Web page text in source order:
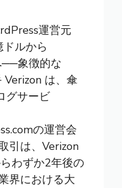
運営元
ルから
──象徴的な
は、傘
グサービ
の運営会
引は、Verizon
わずか2年後の
界における大